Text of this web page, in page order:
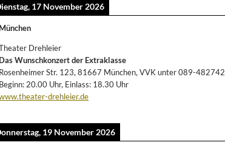
17 November 2026
München
Drehleier
Das Wunschkonzert der Extraklasse
Rosenheimer Str. 123, 81667 München, VVK unter 089-482742
Beginn: 20.00 Uhr, Einlass: 18.30 Uhr
drehleier.de
19 November 2026